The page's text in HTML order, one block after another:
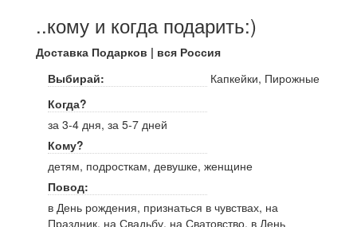
..кому и когда подарить:)
Доставка Подарков | вся Россия
Выбирай:
Капкейки, Пирожные
Когда?
за 3-4 дня, за 5-7 дней
Кому?
детям, подросткам, девушке, женщине
Повод:
в День рождения, признаться в чувствах, на
Праздник, на Свадьбу, на Сватовство, в День